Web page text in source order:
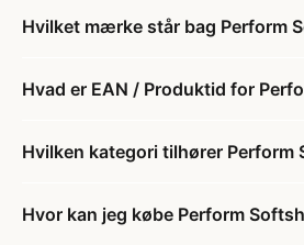
Hvilket mærke står bag Perform
Hvad er EAN / Produktid for
Hvilken kategori tilhører Perform
Hvor kan jeg købe Perform